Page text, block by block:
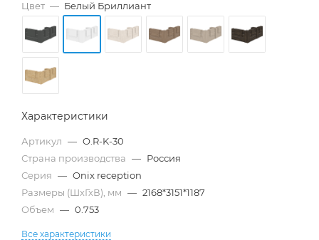
Цвет — Белый Бриллиант
Характеристики
Артикул — O.R-K-30
Страна производства — Россия
Серия — Onix reception
Размеры (ШхГхВ), мм — 2168*3151*1187
Объем — 0.753
Все характеристики